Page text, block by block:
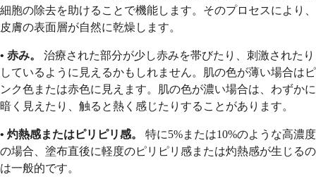
細胞の除去を助けることで機能します。そのプロセスにより、
皮膚の表面層が自然に乾燥します。
• 赤み。
治療された部分が少し赤みを帯びたり、刺激されたり
しているように見えるかもしれません。肌の色が薄い場合はピ
ンク色または赤色に見えます。肌の色が濃い場合は、わずかに
暗く見えたり、触ると熱く感じたりすることがあります。
• 灼熱感またはピリピリ感。
特に5%または10%のような高濃度
の場合、塗布直後に軽度のピリピリ感または灼熱感が生じるの
は一般的です。